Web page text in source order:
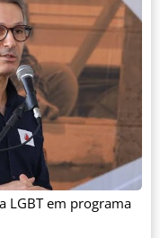
LGBT em programa